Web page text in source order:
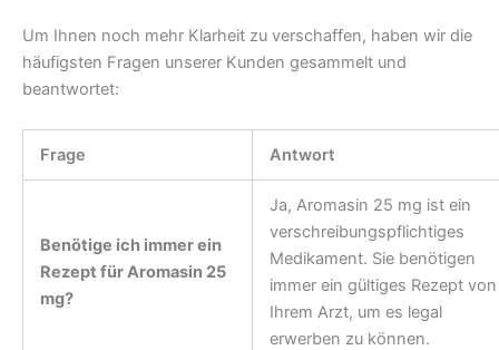
Um Ihnen noch mehr Klarheit zu verschaffen, haben wir die
häufigsten Fragen unserer Kunden gesammelt und
beantwortet:
Frage Antwort
Benötige ich immer ein
Rezept für Aromasin 25
mg?
Ja, Aromasin 25 mg ist ein
verschreibungspflichtiges
Medikament. Sie benötigen
immer ein gültiges Rezept von
Ihrem Arzt, um es legal
erwerben zu können.